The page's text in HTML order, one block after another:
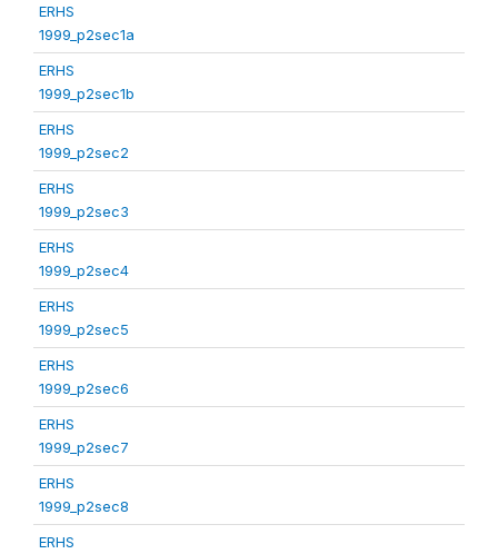
ERHS
1999_p2sec1a
ERHS
1999_p2sec1b
ERHS
1999_p2sec2
ERHS
1999_p2sec3
ERHS
1999_p2sec4
ERHS
1999_p2sec5
ERHS
1999_p2sec6
ERHS
1999_p2sec7
ERHS
1999_p2sec8
ERHS